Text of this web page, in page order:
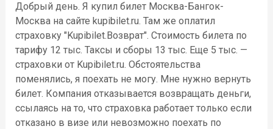
Добрый день. Я купил билет Москва-Бангок-
Москва на сайте kupibilet.ru. Там же оплатил
страховку "Kupibilet.Возврат". Стоимость билета по
тарифу 12 тыс. Таксы и сборы 13 тыс. Еще 5 тыс. —
страховки от Kupibilet.ru. Обстоятельства
поменялись, я поехать не могу. Мне нужно вернуть
билет. Компания отказывается возвращать деньги,
ссылаясь на то, что страховка работает только если
отказано в визе или невозможно поехать по